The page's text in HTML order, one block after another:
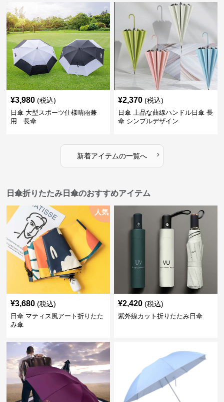
¥3,980 (税込)
日傘 大型スポーツ仕様晴雨兼
用 長傘
¥2,370 (税込)
日傘 上品な曲線ハンドル日傘 長
傘 シンプルデザイン
新着アイテムの一覧へ ›
日傘折りたたみ日傘のおすすめアイテム
人気
¥3,680 (税込)
日傘 マティス風アート折りたた
み傘
¥2,420 (税込)
紫外線カット折りたたみ日傘